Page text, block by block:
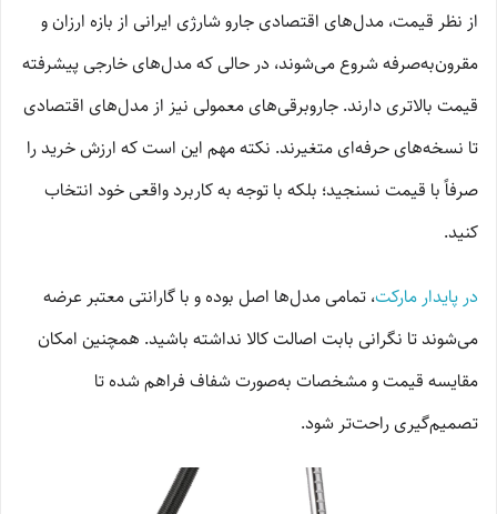
از نظر قیمت، مدل‌های اقتصادی جارو شارژی ایرانی از بازه ارزان و
مقرون‌به‌صرفه شروع می‌شوند، در حالی که مدل‌های خارجی پیشرفته
قیمت بالاتری دارند. جاروبرقی‌های معمولی نیز از مدل‌های اقتصادی
تا نسخه‌های حرفه‌ای متغیرند. نکته مهم این است که ارزش خرید را
صرفاً با قیمت نسنجید؛ بلکه با توجه به کاربرد واقعی خود انتخاب
کنید.
در پایدار مارکت، تمامی مدل‌ها اصل بوده و با گارانتی معتبر عرضه
می‌شوند تا نگرانی بابت اصالت کالا نداشته باشید. همچنین امکان
مقایسه قیمت و مشخصات به‌صورت شفاف فراهم شده تا
تصمیم‌گیری راحت‌تر شود.